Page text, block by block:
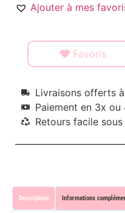
Ajouter à mes
Favoris
Livraisons offerts
Paiement en 3x ou
Retours facile sous
Description Informations